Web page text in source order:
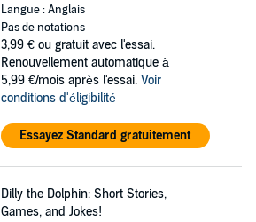
Langue : Anglais
Pas de notations
3,99 € ou gratuit avec l'essai.
Renouvellement automatique à
5,99 €/mois après l'essai. Voir
conditions d'éligibilité
Essayez Standard gratuitement
Dilly the Dolphin: Short Stories,
Games, and Jokes!